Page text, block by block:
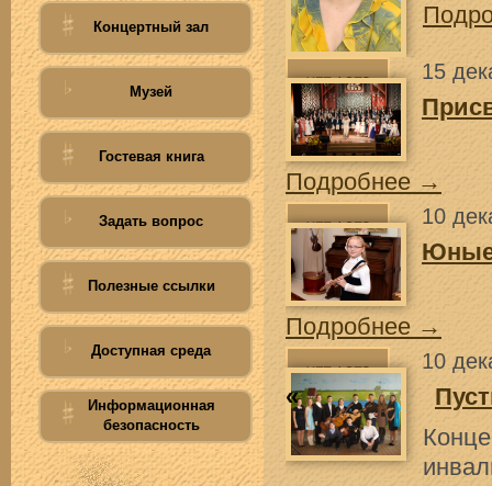
Концертный зал
Музей
Гостевая книга
Задать вопрос
Полезные ссылки
Доступная среда
Информационная
безопасность
15
Подробнее →
10
Юные
Подробнее →
10
«